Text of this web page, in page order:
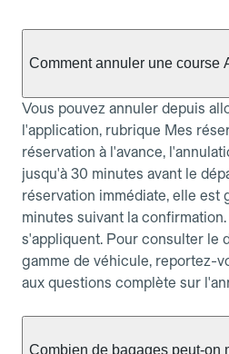
Comment annuler une course
Vous pouvez annuler depuis
l'application, rubrique Mes
réservation à l'avance,
jusqu'à 30 minutes avant le
réservation immédiate, elle est
minutes suivant la
s'appliquent. Pour consulter le
gamme de véhicule, reportez-
aux questions complète sur
Combien de bagages peut-on